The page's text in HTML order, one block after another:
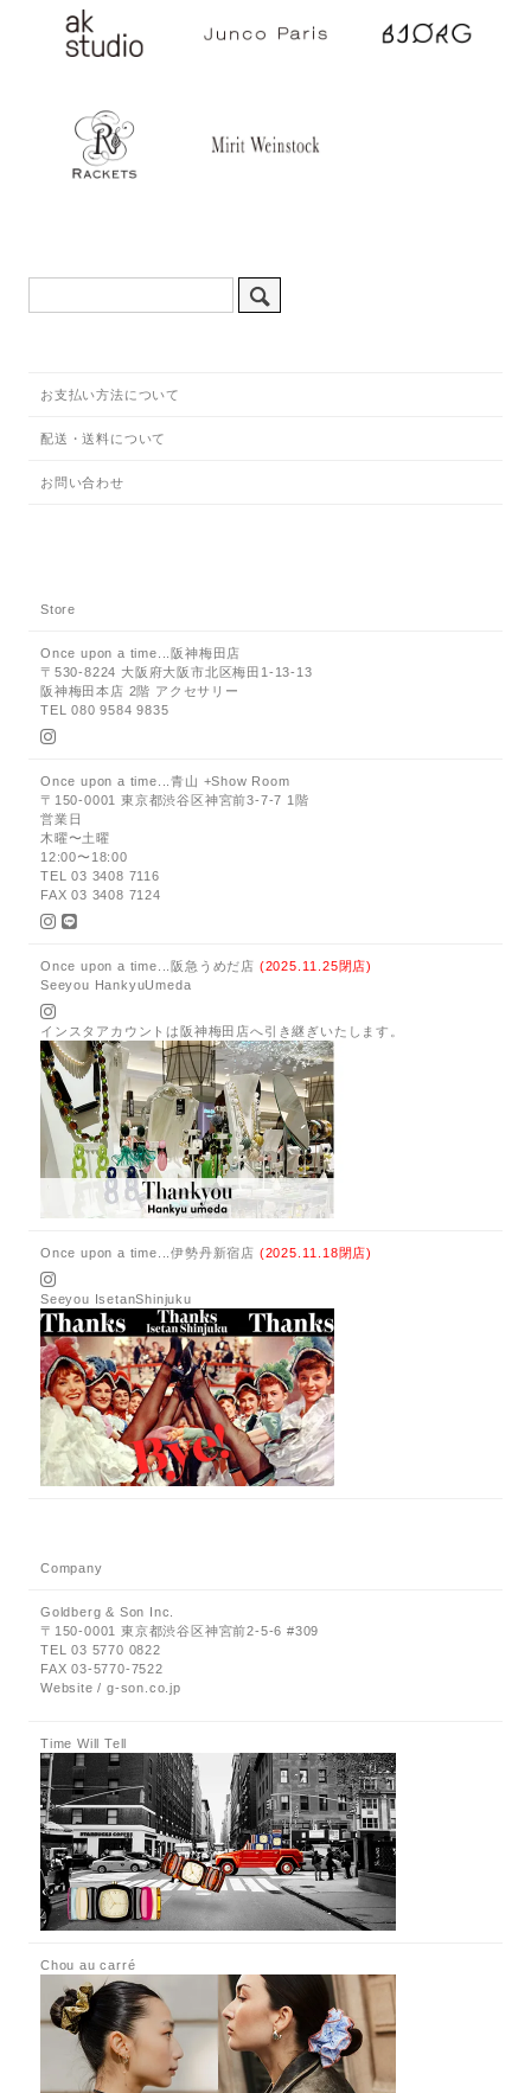
お支払い方法について
配送・送料について
お問い合わせ
Store
Once upon a time...阪神梅田店
〒530-8224 大阪府大阪市北区梅田1-13-13
阪神梅田本店 2階 アクセサリー
TEL 080 9584 9835
Once upon a time...青山 +Show Room
〒150-0001 東京都渋谷区神宮前3-7-7 1階
営業日
木曜〜土曜
12:00〜18:00
TEL 03 3408 7116
FAX 03 3408 7124
Once upon a time...阪急うめだ店 (2025.11.25閉店)
Seeyou HankyuUmeda
インスタアカウントは阪神梅田店へ引き継ぎいたします。
Once upon a time...伊勢丹新宿店 (2025.11.18閉店)
Seeyou IsetanShinjuku
Company
Goldberg & Son Inc.
〒150-0001 東京都渋谷区神宮前2-5-6 #309
TEL 03 5770 0822
FAX 03-5770-7522
Website / g-son.co.jp
Time Will Tell
Chou au carré